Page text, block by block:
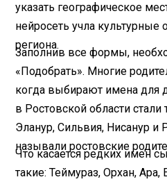
указать географическое
нейросеть учла культурные
региона.
Заполнив все формы,
«Подобрать». Многие
когда выбирают имена для
в Ростовской области стали
Эланур, Сильвия, Нисанур и
называли ростовские
Что касается редких имен
такие: Теймураз, Орхан, Ара,